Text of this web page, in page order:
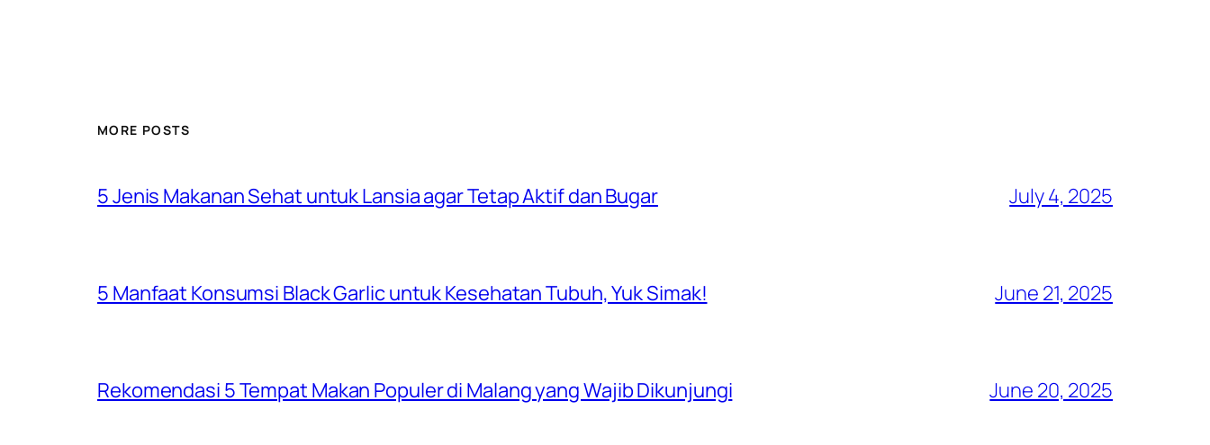
MORE POSTS
5 Jenis Makanan Sehat untuk Lansia agar Tetap Aktif dan Bugar July 4, 2025
5 Manfaat Konsumsi Black Garlic untuk Kesehatan Tubuh, Yuk Simak! June 21, 2025
Rekomendasi 5 Tempat Makan Populer di Malang yang Wajib Dikunjungi June 20, 2025